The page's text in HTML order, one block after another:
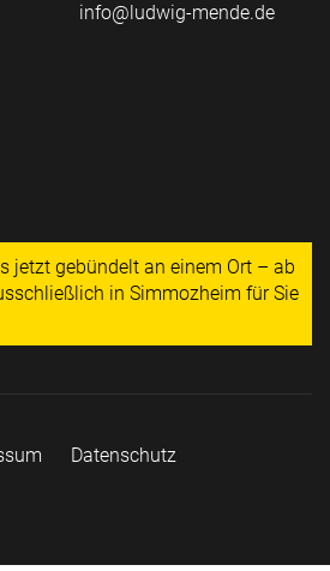
info@ludwig-mende.de
jetzt gebündelt an einem Ort – ab
in Simmozheim für Sie
Datenschutz